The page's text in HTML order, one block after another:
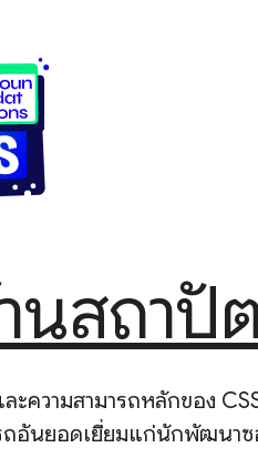
สถาปั
ะความสามารถหลักของ
ถอันยอดเยี่ยมแก่นักพัฒนา